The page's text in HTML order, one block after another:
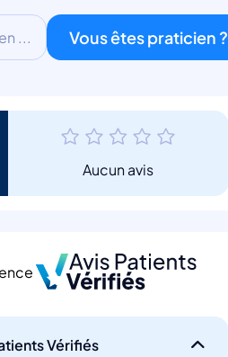
... Vous êtes praticien ?
Aucun avis
Vérifiés